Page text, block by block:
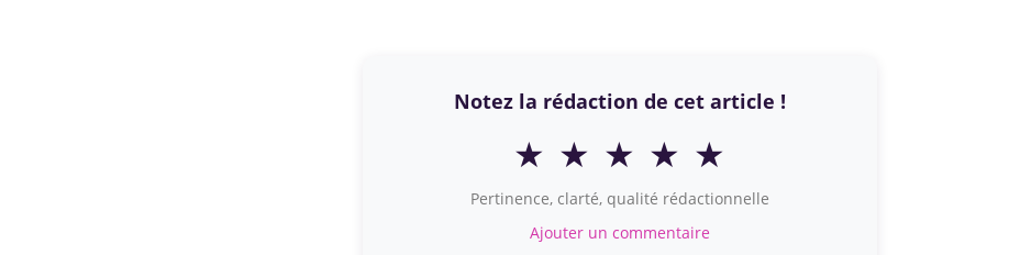
Notez la rédaction de cet article !
★ ★ ★ ★ ★
Pertinence, clarté, qualité rédactionnelle
Ajouter un commentaire